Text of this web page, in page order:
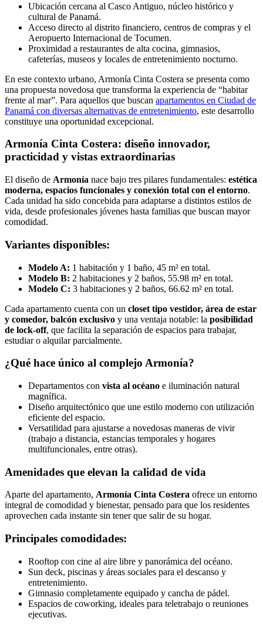
Ubicación cercana al Casco Antiguo, núcleo histórico y
cultural de Panamá.
Acceso directo al distrito financiero, centros de compras y el
Aeropuerto Internacional de Tocumen.
Proximidad a restaurantes de alta cocina, gimnasios,
cafeterías, museos y locales de entretenimiento nocturno.
En este contexto urbano, Armonía Cinta Costera se presenta como
una propuesta novedosa que transforma la experiencia de “habitar
frente al mar”. Para aquellos que buscan apartamentos en Ciudad de
Panamá con diversas alternativas de entretenimiento, este desarrollo
constituye una oportunidad excepcional.
Armonía Cinta Costera: diseño innovador,
practicidad y vistas extraordinarias
El diseño de Armonía nace bajo tres pilares fundamentales: estética
moderna, espacios funcionales y conexión total con el entorno.
Cada unidad ha sido concebida para adaptarse a distintos estilos de
vida, desde profesionales jóvenes hasta familias que buscan mayor
comodidad.
Variantes disponibles:
Modelo A: 1 habitación y 1 baño, 45 m² en total.
Modelo B: 2 habitaciones y 2 baños, 55.98 m² en total.
Modelo C: 3 habitaciones y 2 baños, 66.62 m² en total.
Cada apartamento cuenta con un closet tipo vestidor, área de estar
y comedor, balcón exclusivo y una ventaja notable: la posibilidad
de lock-off, que facilita la separación de espacios para trabajar,
estudiar o alquilar parcialmente.
¿Qué hace único al complejo Armonía?
Departamentos con vista al océano e iluminación natural
magnífica.
Diseño arquitectónico que une estilo moderno con utilización
eficiente del espacio.
Versatilidad para ajustarse a novedosas maneras de vivir
(trabajo a distancia, estancias temporales y hogares
multifuncionales, entre otras).
Amenidades que elevan la calidad de vida
Aparte del apartamento, Armonía Cinta Costera ofrece un entorno
integral de comodidad y bienestar, pensado para que los residentes
aprovechen cada instante sin tener que salir de su hogar.
Principales comodidades:
Rooftop con cine al aire libre y panorámica del océano.
Sun deck, piscinas y áreas sociales para el descanso y
entretenimiento.
Gimnasio completamente equipado y cancha de pádel.
Espacios de coworking, ideales para teletrabajo o reuniones
ejecutivas.